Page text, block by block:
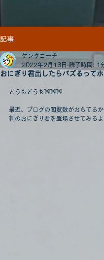
記事
おにぎり君出したらバズるって
ケンタコーチ
2022年2月13日 読了時間: 1
どうもどうも👋👋👋
最近、ブログの閲覧数がおちてる
判のおにぎり君を登場させてみる